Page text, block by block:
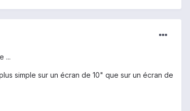
...
simple sur un écran de 10" que sur un écran de